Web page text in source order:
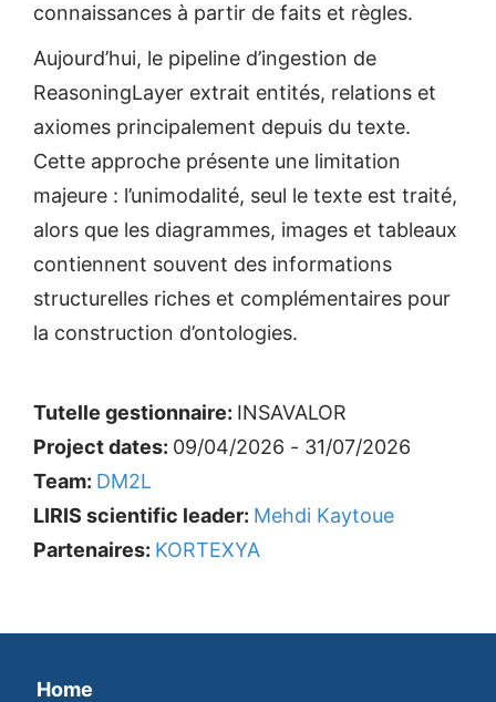
connaissances à partir de faits et règles.
Aujourd’hui, le pipeline d’ingestion de
ReasoningLayer extrait entités, relations et
axiomes principalement depuis du texte.
Cette approche présente une limitation
majeure : l’unimodalité, seul le texte est traité,
alors que les diagrammes, images et tableaux
contiennent souvent des informations
structurelles riches et complémentaires pour
la construction d’ontologies.
Tutelle gestionnaire: INSAVALOR
Project dates: 09/04/2026 - 31/07/2026
Team: DM2L
LIRIS scientific leader: Mehdi Kaytoue
Partenaires: KORTEXYA
Home